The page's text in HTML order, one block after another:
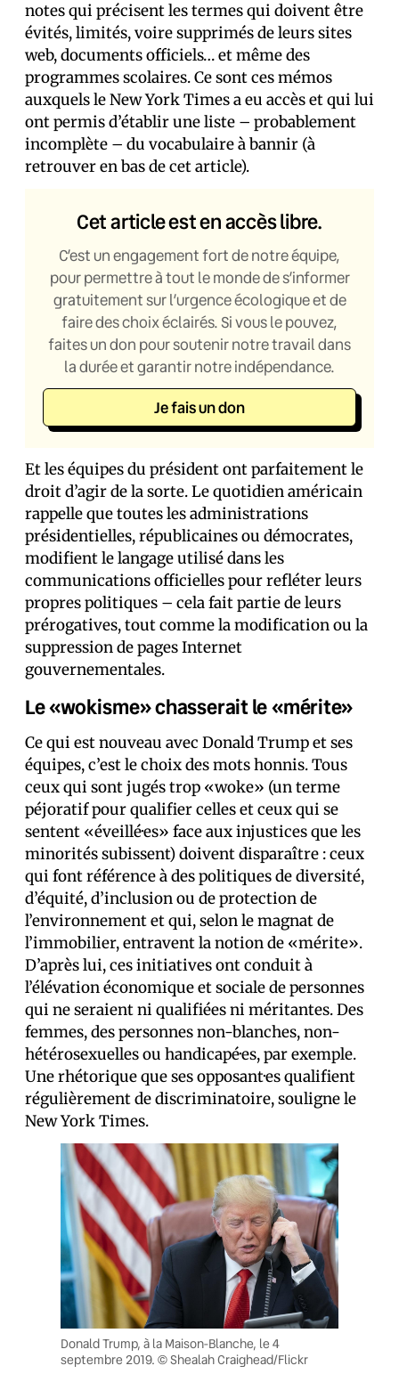
notes qui précisent les termes qui doivent être
évités, limités, voire supprimés de leurs sites
web, documents officiels… et même des
programmes scolaires. Ce sont ces mémos
auxquels le New York Times a eu accès et qui lui
ont permis d’établir une liste – probablement
incomplète – du vocabulaire à bannir (à
retrouver en bas de cet article).
Cet article est en accès libre.
C’est un engagement fort de notre équipe,
pour permettre à tout le monde de s’informer
gratuitement sur l’urgence écologique et de
faire des choix éclairés. Si vous le pouvez,
faites un don pour soutenir notre travail dans
la durée et garantir notre indépendance.
Je fais un don
Et les équipes du président ont parfaitement le
droit d’agir de la sorte. Le quotidien américain
rappelle que toutes les administrations
présidentielles, républicaines ou démocrates,
modifient le langage utilisé dans les
communications officielles pour refléter leurs
propres politiques – cela fait partie de leurs
prérogatives, tout comme la modification ou la
suppression de pages Internet
gouvernementales.
Le «wokisme» chasserait le «mérite»
Ce qui est nouveau avec Donald Trump et ses
équipes, c’est le choix des mots honnis. Tous
ceux qui sont jugés trop «woke» (un terme
péjoratif pour qualifier celles et ceux qui se
sentent «éveillé·es» face aux injustices que les
minorités subissent) doivent disparaître : ceux
qui font référence à des politiques de diversité,
d’équité, d’inclusion ou de protection de
l’environnement et qui, selon le magnat de
l’immobilier, entravent la notion de «mérite».
D’après lui, ces initiatives ont conduit à
l’élévation économique et sociale de personnes
qui ne seraient ni qualifiées ni méritantes. Des
femmes, des personnes non-blanches, non-
hétérosexuelles ou handicapé·es, par exemple.
Une rhétorique que ses opposant·es qualifient
régulièrement de discriminatoire, souligne le
New York Times.
Donald Trump, à la Maison-Blanche, le 4
septembre 2019. © Shealah Craighead/Flickr